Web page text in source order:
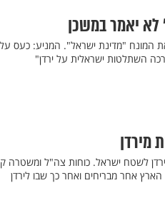
לא יאמר במשכן
המונח "מדינת ישראל". המניע: כעס על
השתלטות ישראלית על ירדן"
מירדן
לשטח ישראל. כוחות צה"ל ומשטרה